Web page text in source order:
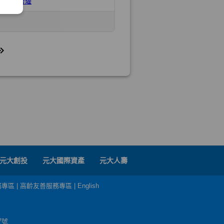
元大創投 元大國際資產 元大人壽
區 高齡友善服務專區 English
號